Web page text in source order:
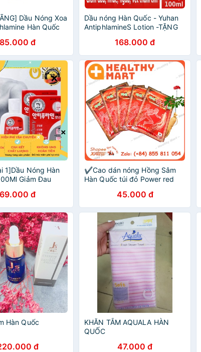
Dầu Nóng Xoa
Hàn Quốc
85.000 đ
Dầu nóng Hàn Quốc - Yuhan
AntiphlamineS Lotion -TẶNG
168.000 đ
1]Dầu Nóng Hàn
Giảm Đau
.
69.000 đ
✔️️️Cao dán nóng Hồng Sâm
Hàn Quốc túi đỏ Power red
45.000 đ
Hàn Quốc
đ
KHĂN TẮM AQUALA HÀN
QUỐC
47.000 đ